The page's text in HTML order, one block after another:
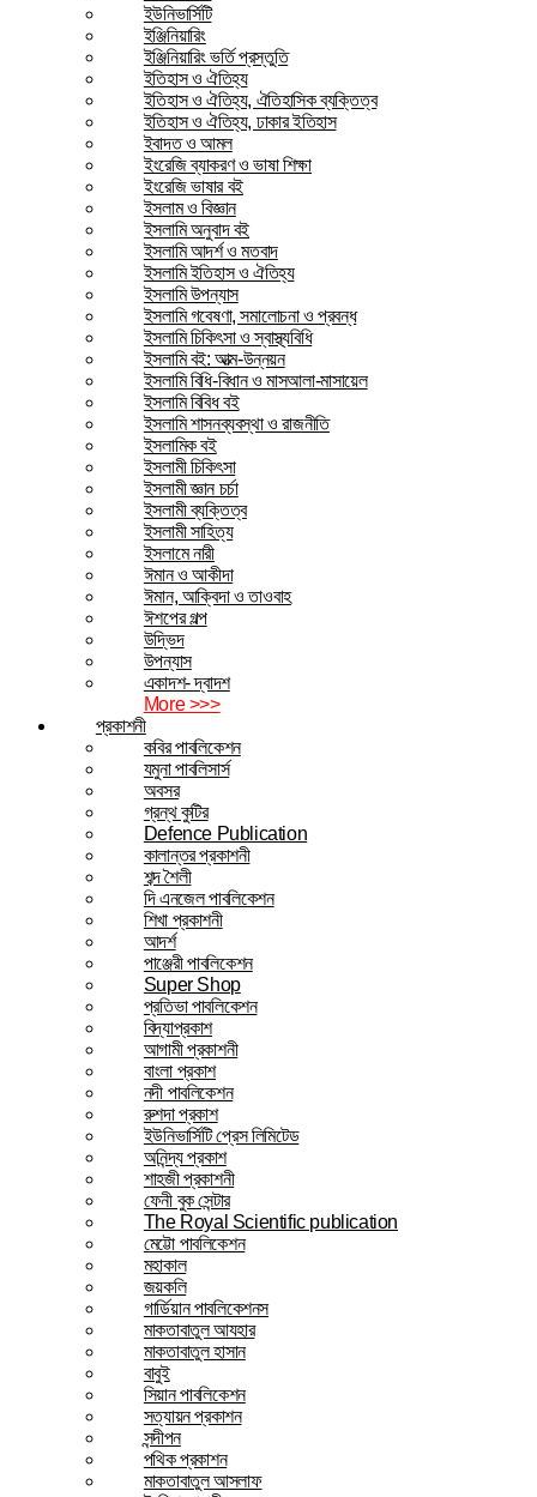
ইউনিভার্সিটি
ইঞ্জিনিয়ারিং
ইঞ্জিনিয়ারিং ভর্তি প্রস্তুতি
ইতিহাস ও ঐতিহ্য
ইতিহাস ও ঐতিহ্য, ঐতিহাসিক ব্যক্তিত্ব
ইতিহাস ও ঐতিহ্য, ঢাকার ইতিহাস
ইবাদত ও আমল
ইংরেজি ব্যাকরণ ও ভাষা শিক্ষা
ইংরেজি ভাষার বই
ইসলাম ও বিজ্ঞান
ইসলামি অনুবাদ বই
ইসলামি আদর্শ ও মতবাদ
ইসলামি ইতিহাস ও ঐতিহ্য
ইসলামি উপন্যাস
ইসলামি গবেষণা, সমালোচনা ও প্রবন্ধ
ইসলামি চিকিৎসা ও স্বাস্থ্যবিধি
ইসলামি বই: আত্ম-উন্নয়ন
ইসলামি বিধি-বিধান ও মাসআলা-মাসায়েল
ইসলামি বিবিধ বই
ইসলামি শাসনব্যবস্থা ও রাজনীতি
ইসলামিক বই
ইসলামী চিকিৎসা
ইসলামী জ্ঞান চর্চা
ইসলামী ব্যক্তিত্ব
ইসলামী সাহিত্য
ইসলামে নারী
ঈমান ও আকীদা
ঈমান, আক্বিদা ও তাওবাহ
ঈশপের গল্প
উদ্ভিদ
উপন্যাস
একাদশ- দ্বাদশ
More >>>
প্রকাশনী
কবির পাবলিকেশন
যমুনা পাবলিসার্স
অবসর
গ্রন্থ কুটির
Defence Publication
কালান্তর প্রকাশনী
শব্দ শৈলী
দি এনজেল পাবলিকেশন
শিখা প্রকাশনী
আদর্শ
পাঞ্জেরী পাবলিকেশন
Super Shop
প্রতিভা পাবলিকেশন
বিদ্যাপ্রকাশ
আগামী প্রকাশনী
বাংলা প্রকাশ
নদী পাবলিকেশন
রুশদা প্রকাশ
ইউনিভার্সিটি প্রেস লিমিটেড
অনিন্দ্য প্রকাশ
শাহজী প্রকাশনী
ফেনী বুক সেন্টার
The Royal Scientific publication
মেট্টো পাবলিকেশন
মহাকাল
জয়কলি
গার্ডিয়ান পাবলিকেশনস
মাকতাবাতুল আযহার
মাকতাবাতুল হাসান
বাবুই
সিয়ান পাবলিকেশন
সত্যায়ন প্রকাশন
সন্দীপন
পথিক প্রকাশন
মাকতাবাতুল আসলাফ